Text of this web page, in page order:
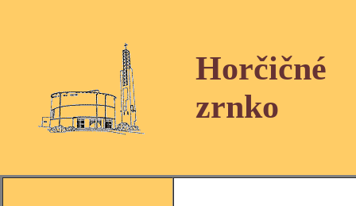
Horčičné
zrnko